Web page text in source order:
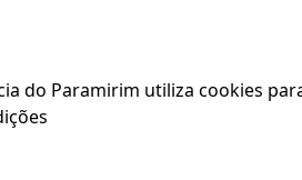
do Paramirim utiliza cookies